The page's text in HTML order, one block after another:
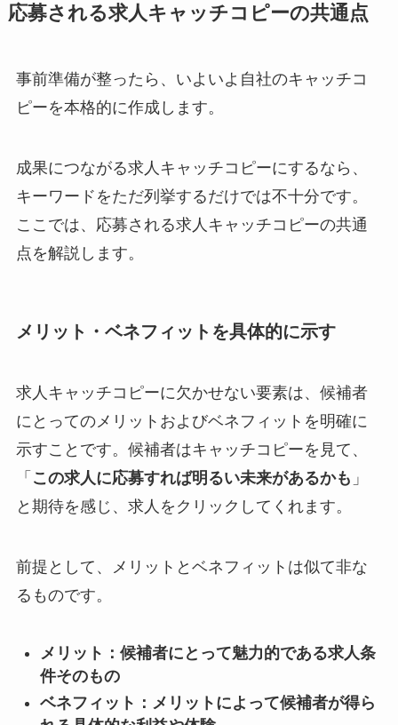
応募される求人キャッチコピーの共通点
事前準備が整ったら、いよいよ自社のキャッチコ
ピーを本格的に作成します。
成果につながる求人キャッチコピーにするなら、
キーワードをただ列挙するだけでは不十分です。
ここでは、応募される求人キャッチコピーの共通
点を解説します。
メリット・ベネフィットを具体的に示す
求人キャッチコピーに欠かせない要素は、候補者
にとってのメリットおよびベネフィットを明確に
示すことです。候補者はキャッチコピーを見て、
「 この求人に応募すれば明るい未来があるかも 」
と期待を感じ、求人をクリックしてくれます。
前提として、メリットとベネフィットは似て非な
るものです。
メリット：候補者にとって魅力的である求人条
件そのもの
ベネフィット：メリットによって候補者が得ら